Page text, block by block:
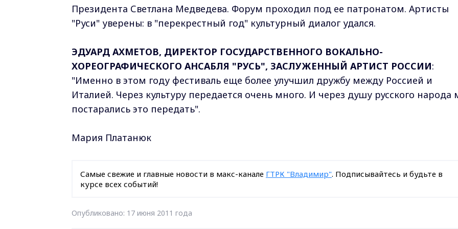
Президента Светлана Медведева. Форум проходил под ее патронатом. Артисты
"Руси" уверены: в "перекрестный год" культурный диалог удался.
ЭДУАРД АХМЕТОВ, ДИРЕКТОР ГОСУДАРСТВЕННОГО ВОКАЛЬНО-
ХОРЕОГРАФИЧЕСКОГО АНСАБЛЯ "РУСЬ", ЗАСЛУЖЕННЫЙ АРТИСТ РОССИИ:
"Именно в этом году фестиваль еще более улучшил дружбу между Россией и
Италией. Через культуру передается очень много. И через душу русского народа
постарались это передать".
Мария Платанюк
Самые свежие и главные новости в макс-канале ГТРК "Владимир". Подписывайтесь и будьте в
курсе всех событий!
Опубликовано: 17 июня 2011 года